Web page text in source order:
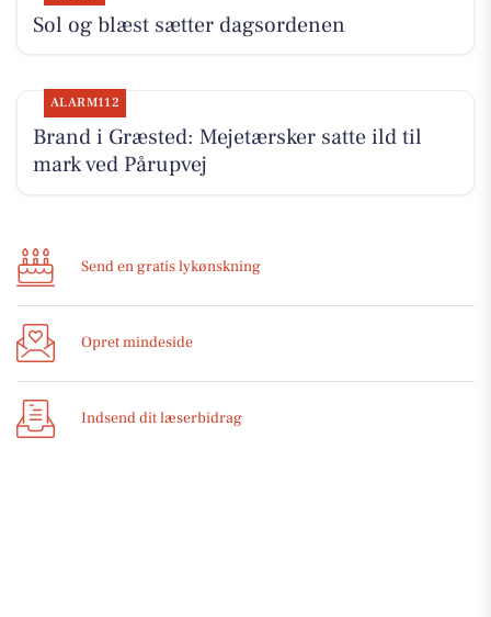
Sol og blæst sætter dagsordenen
ALARM112
Brand i Græsted: Mejetærsker satte ild til
mark ved Pårupvej
Send en gratis lykønskning
Opret mindeside
Indsend dit læserbidrag